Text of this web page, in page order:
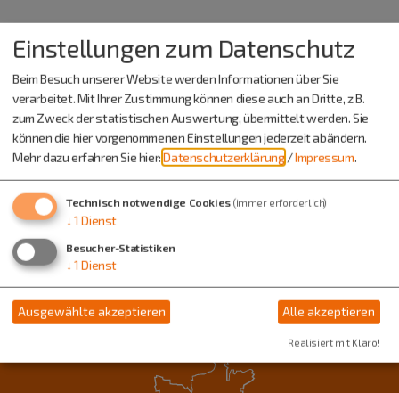
Ich habe die Datenschutzerklärung gelesenund bin
Absenden
*) Pflichtfeld
Eine Kopie dieser E-Mail wird an Ihre Adresse verschickt.
Einstellungen zum Datenschutz
Beim Besuch unserer Website werden Informationen über Sie
verarbeitet. Mit Ihrer Zustimmung können diese auch an Dritte, z.B.
zum Zweck der statistischen Auswertung, übermittelt werden. Sie
können die hier vorgenommenen Einstellungen jederzeit abändern.
Mehr dazu erfahren Sie hier:Datenschutzerklärung /Impressum.
Technisch notwendige Cookies (immer erforderlich)
↓ 1 Dienst
Besucher-Statistiken
↓ 1 Dienst
Ausgewählte akzeptieren Alle akzeptieren
Realisiert mit Klaro!